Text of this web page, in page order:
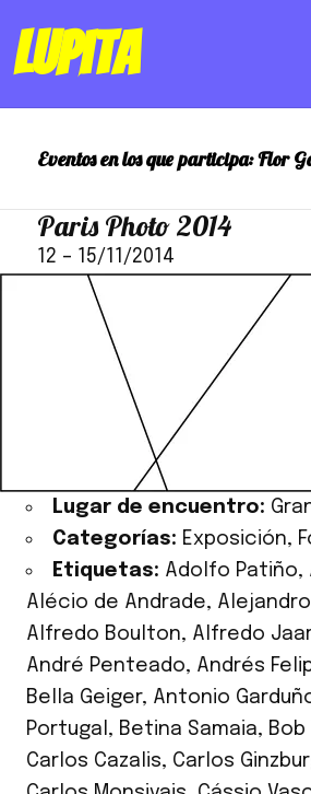
Lupita
Eventos en los que participa:Flor
Paris Photo 2014
12 – 15/11/2014
Lugar de encuentro:
Categorías: Exposición,
Etiquetas: Adolfo Patiño,
Alécio de Andrade,
Alfredo Boulton, Alfredo
André Penteado, Andrés
Bella Geiger, Antonio
Portugal , Betina Samaia,
Carlos Cazalis, Carlos